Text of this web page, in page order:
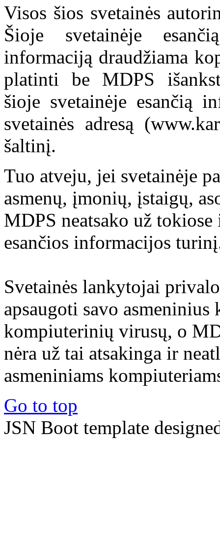
Visos šios svetainės
Šioje svetainėje
informaciją draudžiama
platinti be MDPS
šioje svetainėje esančią
svetainės adresą
šaltinį.
Tuo atveju, jei svetainėje
asmenų, įmonių, įstaigų,
MDPS neatsako už tokiose
esančios informacijos
Svetainės lankytojai
apsaugoti savo
kompiuterinių virusų, o
nėra už tai atsakinga ir
asmeniniams
Go to top
JSN Boot template